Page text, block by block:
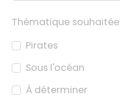
Thématique souhaitée
Pirates
Sous l'océan
À déterminer